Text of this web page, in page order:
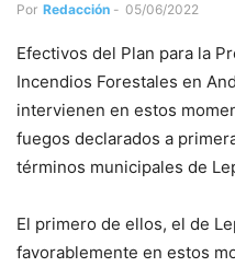
Por Redacción - 05/06/2022
Efectivos del Plan para la
Incendios Forestales en
intervienen en estos
fuegos declarados a
términos municipales de
El primero de ellos, el de
favorablemente en estos